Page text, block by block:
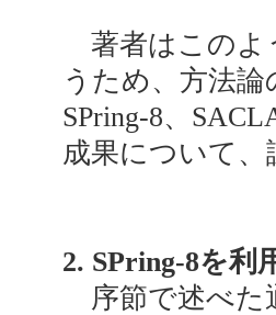
著者はこのよ
うため、方法
SPring-8、
成果について
2. SPring-8を利
序節で述べた